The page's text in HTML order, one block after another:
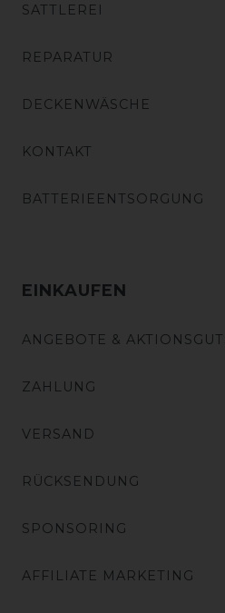
SATTLEREI
REPARATUR
DECKENWÄSCHE
KONTAKT
BATTERIEENTSORGUNG
EINKAUFEN
ANGEBOTE &
ZAHLUNG
VERSAND
RÜCKSENDUNG
SPONSORING
AFFILIATE MARKETING